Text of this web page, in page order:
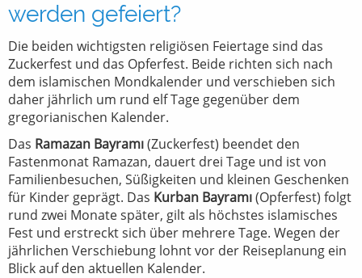
werden gefeiert?
Die beiden wichtigsten religiösen Feiertage sind das
Zuckerfest und das Opferfest. Beide richten sich nach
dem islamischen Mondkalender und verschieben sich
daher jährlich um rund elf Tage gegenüber dem
gregorianischen Kalender.
Das Ramazan Bayramı(Zuckerfest) beendet den
Fastenmonat Ramazan, dauert drei Tage und ist von
Familienbesuchen, Süßigkeiten und kleinen Geschenken
für Kinder geprägt. Das Kurban Bayramı(Opferfest) folgt
rund zwei Monate später, gilt als höchstes islamisches
Fest und erstreckt sich über mehrere Tage. Wegen der
jährlichen Verschiebung lohnt vor der Reiseplanung ein
Blick auf den aktuellen Kalender.